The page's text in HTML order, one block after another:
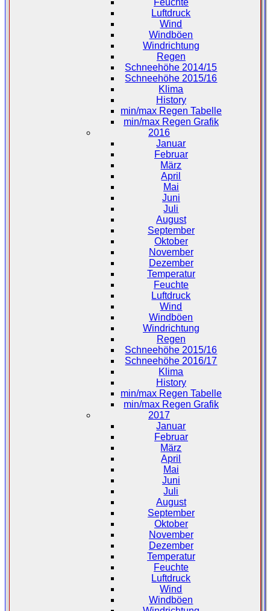
Luftdruck
Wind
Windböen
Windrichtung
Regen
Schneehöhe 2014/15
Schneehöhe 2015/16
Klima
History
min/max Regen Tabelle
min/max Regen Grafik
2016
Januar
Februar
März
April
Mai
Juni
Juli
August
September
Oktober
November
Dezember
Temperatur
Feuchte
Luftdruck
Wind
Windböen
Windrichtung
Regen
Schneehöhe 2015/16
Schneehöhe 2016/17
Klima
History
min/max Regen Tabelle
min/max Regen Grafik
2017
Januar
Februar
März
April
Mai
Juni
Juli
August
September
Oktober
November
Dezember
Temperatur
Feuchte
Luftdruck
Wind
Windböen